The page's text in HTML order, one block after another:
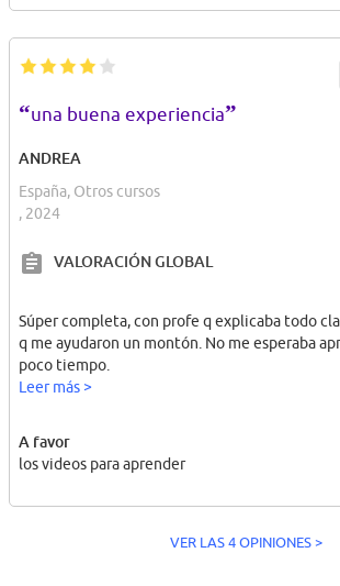
“una buena experiencia”
ANDREA
España, Otros cursos
, 2024
VALORACIÓN GLOBAL
Súper completa, con profe q explicaba todo
q me ayudaron un montón. No me esperaba
poco tiempo.
Leer más >
A favor
los videos para aprender
VER LAS 4 OPINIONES >